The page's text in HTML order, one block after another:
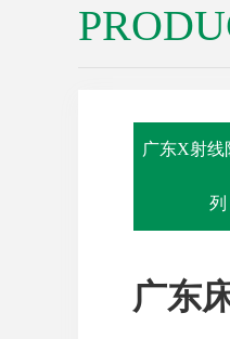
广东X射线
列
广东